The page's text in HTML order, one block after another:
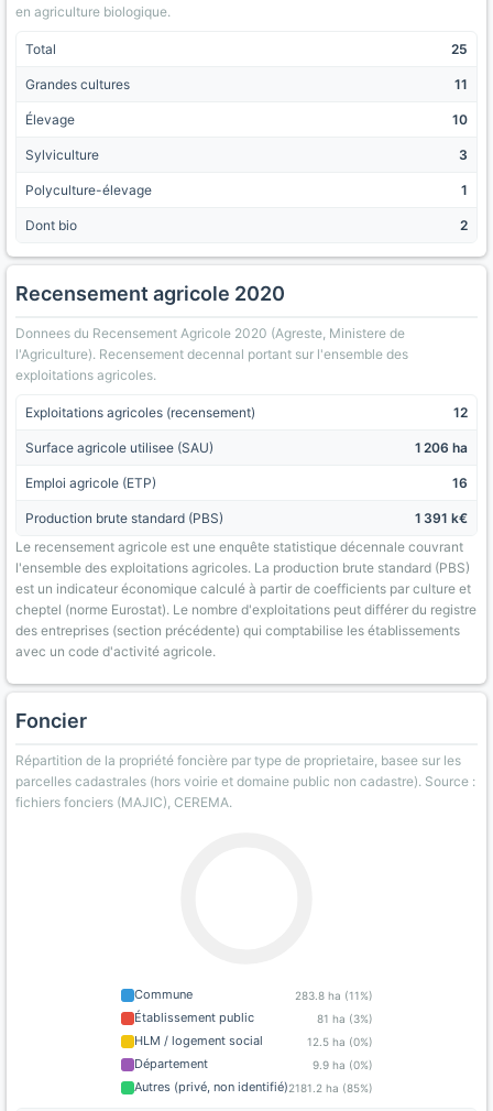
en agriculture biologique.
Total 25
Grandes cultures 11
Élevage 10
Sylviculture 3
Polyculture-élevage 1
Dont bio 2
Recensement agricole 2020
Donnees du Recensement Agricole 2020 (Agreste, Ministere de
l'Agriculture). Recensement decennal portant sur l'ensemble des
exploitations agricoles.
Exploitations agricoles (recensement) 12
Surface agricole utilisee (SAU) 1 206 ha
Emploi agricole (ETP) 16
Production brute standard (PBS)
1 391 k€
Le recensement agricole est une enquête statistique décennale couvrant
l'ensemble des exploitations agricoles. La production brute standard (PBS)
est un indicateur économique calculé à partir de coefficients par culture et
cheptel (norme Eurostat). Le nombre d'exploitations peut différer du registre
des entreprises (section précédente) qui comptabilise les établissements
avec un code d'activité agricole.
Foncier
Répartition de la propriété foncière par type de proprietaire, basee sur les
parcelles cadastrales (hors voirie et domaine public non cadastre). Source :
fichiers fonciers (MAJIC), CEREMA.
Commune 283.8 ha (11%)
Établissement public 81 ha (3%)
HLM / logement social 12.5 ha (0%)
Département 9.9 ha (0%)
Autres (privé, non identifié)2181.2 ha (85%)